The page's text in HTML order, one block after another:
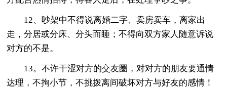
12、吵架中不得说离婚二字、卖房卖车，离家出
走，分居或分床、分头而睡；不得向双方家人随意诉说
对方的不是。
13。不许干涩对方的交友圈，对对方的朋友要通情
达理，不拘小节，不挑拨离间破坏对方与好友的感情！